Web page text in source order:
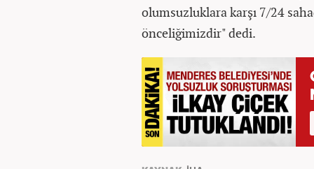
olumsuzluklara karşı 7/24
önceliğimizdir" dedi.